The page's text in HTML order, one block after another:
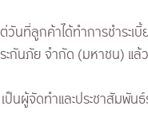
นที่ลูกค้าได้ทำการชำระ
นภัย จำกัด (มหาชน) แล้
ผู้จัดทำและประชาสัมพันธ์